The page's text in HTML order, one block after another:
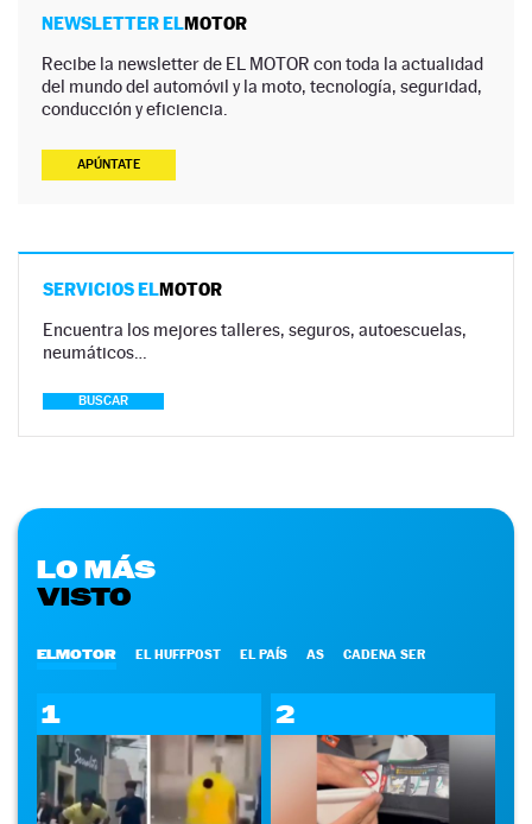
NEWSLETTER ELMOTOR
Recibe la newsletter de EL MOTOR con toda la actualidad
del mundo del automóvil y la moto, tecnología, seguridad,
conducción y eficiencia.
APÚNTATE
SERVICIOS ELMOTOR
Encuentra los mejores talleres, seguros, autoescuelas,
neumáticos…
BUSCAR
LO MÁS
VISTO
ELMOTOR EL HUFFPOST EL PAÍS AS CADENA SER
1 2